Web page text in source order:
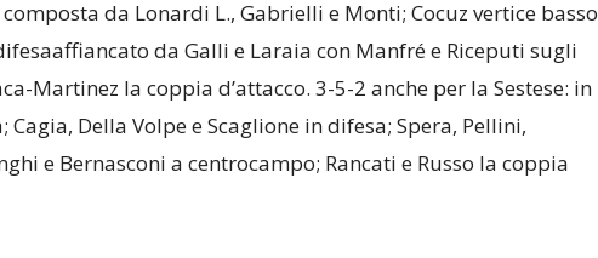
da Lonardi L., Gabrielli e Monti; Cocuz vertice basso
da Galli e Laraia con Manfré e Riceputi sugli
Martinez la coppia d’attacco. 3-5-2 anche per la Sestese: in
Cagia, Della Volpe e Scaglione in difesa; Spera, Pellini,
e Bernasconi a centrocampo; Rancati e Russo la coppia